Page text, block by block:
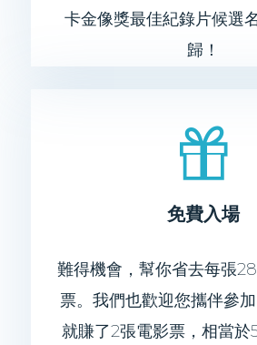
卡金像獎​最佳紀錄片候選
歸！
免費入場
難得機會，幫你省去每張
票。我們也歡迎您攜伴參
就賺了2張電影票，相當於